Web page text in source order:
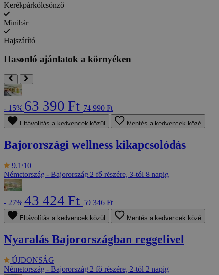
Kerékpárkölcsönző
Minibár
Hajszárító
Hasonló ajánlatok a környéken
- 15% 63 390 Ft 74 990 Ft
Eltávolítás a kedvencek közül Mentés a kedvencek közé
Bajorországi wellness kikapcsolódás
9.1/10
Németország - Bajorország 2 fő részére, 3-tól 8 napig
- 27% 43 424 Ft 59 346 Ft
Eltávolítás a kedvencek közül Mentés a kedvencek közé
Nyaralás Bajorországban reggelivel
ÚJDONSÁG
Németország - Bajorország 2 fő részére, 2-tól 2 napig